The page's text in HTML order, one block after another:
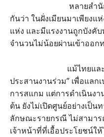
หลายสำนักข่าวต่า
กันว่า ในฝั่งเมียนมาเพียงแ
แห่ง และมีแรงงานถูกบังคั
จำนวนไม่น้อยผ่านเข้าออก
แม้ไทยและจีนจะ
ประสานงานร่วม” เพื่อแล
การสแกม แต่การดำเนินง
ต้น ยังไม่เปิดศูนย์อย่างเป็น
ลักษณะรายกรณี ไม่สามาร
เจ้าหน้าที่ที่เอื้อประโยชน์ใ